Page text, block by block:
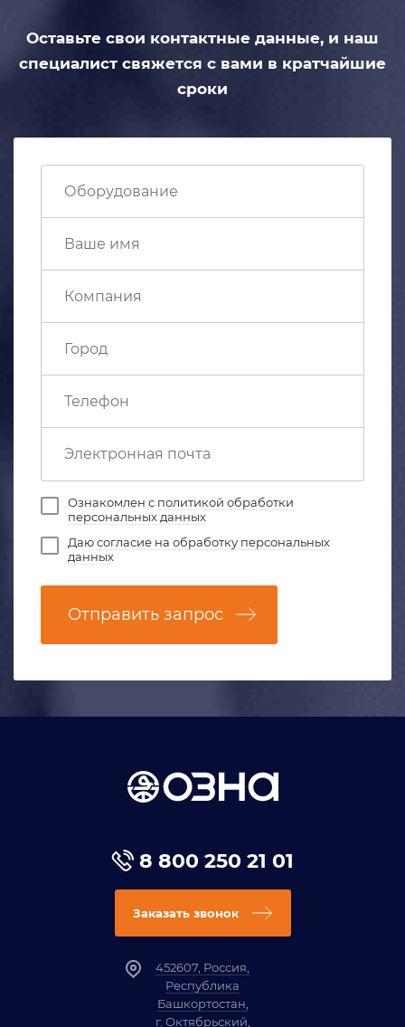
Оставьте свои контактные данные, и наш
специалист свяжется с вами в кратчайшие
сроки
Ознакомлен с политикой обработки
персональных данных
Даюсогласие на обработку персональных
данных
Отправить запрос
8 800 250 21 01
Заказать звонок
452607, Россия,
Республика
Башкортостан,
г. Октябрьский,